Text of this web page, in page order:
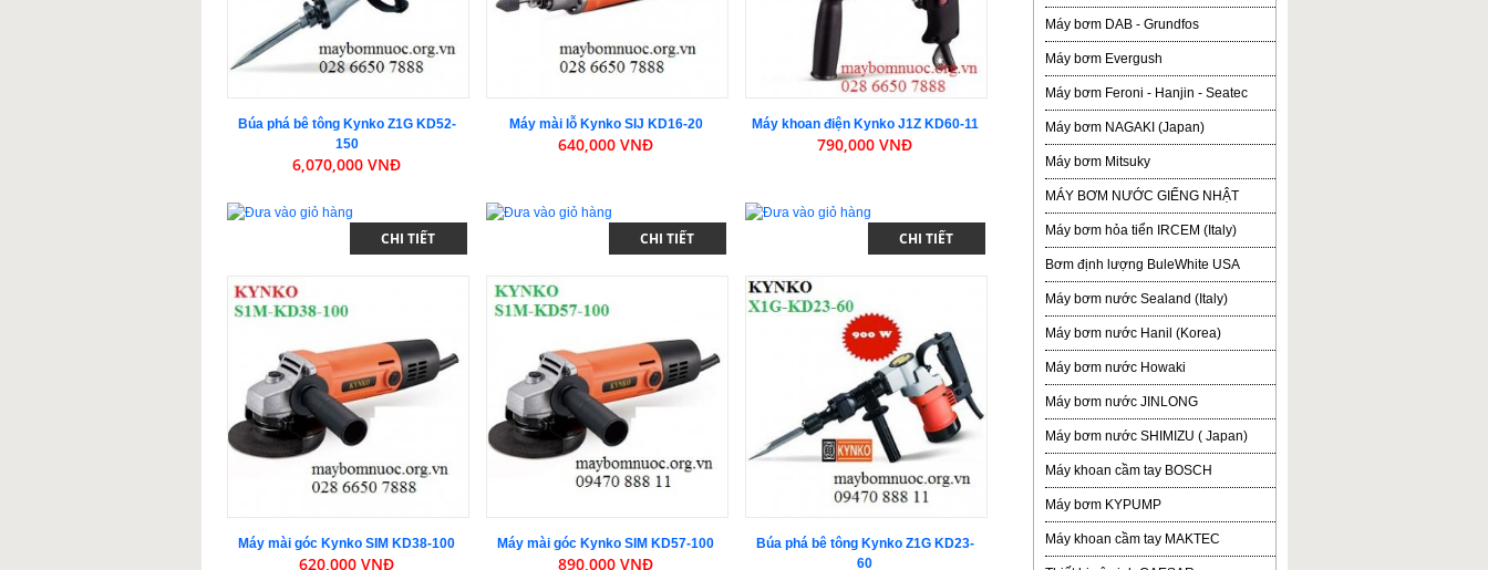
Búa phá bê tông Kynko Z1G KD52-
150
6,070,000 VNĐ
CHI TIẾT
Máy mài lỗ Kynko SIJ KD16-20
640,000 VNĐ
CHI TIẾT
Máy khoan điện Kynko J1Z KD60-11
790,000 VNĐ
CHI TIẾT
Máy mài góc Kynko SIM KD38-100
620,000 VNĐ
Máy mài góc Kynko SIM KD57-100
890,000 VNĐ
Búa phá bê tông Kynko Z1G KD23-
60
Máy bơm DAB - Grundfos
Máy bơm Evergush
Máy bơm Feroni - Hanjin - Seatec
Máy bơm NAGAKI (Japan)
Máy bơm Mitsuky
MÁY BƠM NƯỚC GIẾNG NHẬT
Máy bơm hỏa tiển IRCEM (Italy)
Bơm định lượng BuleWhite USA
Máy bơm nước Sealand (Italy)
Máy bơm nước Hanil (Korea)
Máy bơm nước Howaki
Máy bơm nước JINLONG
Máy bơm nước SHIMIZU ( Japan)
Máy khoan cầm tay BOSCH
Máy bơm KYPUMP
Máy khoan cầm tay MAKTEC